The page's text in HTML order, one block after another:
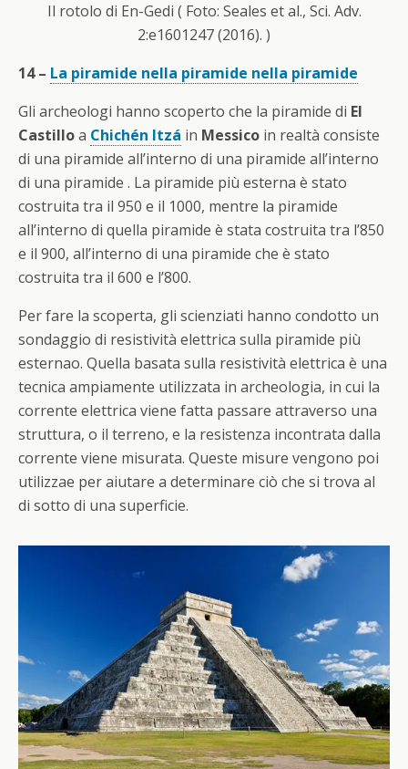
Il rotolo di En-Gedi ( Foto: Seales et al., Sci. Adv.
2:e1601247 (2016). )
14 – La piramide nella piramide nella piramide
Gli archeologi hanno scoperto che la piramide di El
Castilloa Chichén Itzá in Messico in realtà consiste
di una piramide all’interno di una piramide all’interno
di una piramide . La piramide più esterna è stato
costruita tra il 950 e il 1000, mentre la piramide
all’interno di quella piramide è stata costruita tra l’850
e il 900, all’interno di una piramide che è stato
costruita tra il 600 e l’800.
Per fare la scoperta, gli scienziati hanno condotto un
sondaggio di resistività elettrica sulla piramide più
esternao. Quella basata sulla resistività elettrica è una
tecnica ampiamente utilizzata in archeologia, in cui la
corrente elettrica viene fatta passare attraverso una
struttura, o il terreno, e la resistenza incontrata dalla
corrente viene misurata. Queste misure vengono poi
utilizzae per aiutare a determinare ciò che si trova al
di sotto di una superficie.